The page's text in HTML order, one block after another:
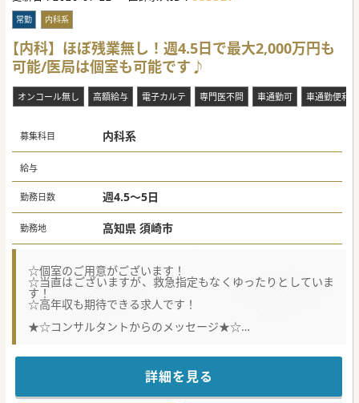
常勤 内科系
【内科】ほぼ残業無し！週4.5日で最大2,000万円も
可能/医局は個室も可能です♪
オンコール無し 高額給与 電子カルテ 専門医不問 車通勤可 車通勤便利
募集科目 内科系
給与
勤務日数 週4.5～5日
勤務地 高知県 須崎市
☆個室のご用意がございます！
☆当直はございますが、救急指定もなくゆったりとしていま
す！
☆高年収も期待できる求人です！
★☆コンサルタントからのメッセージ★☆
内科の常勤医師が退職するため募集されています。
てます。
お気軽にお問い合わせください♪
#秋入職可
詳細を見る